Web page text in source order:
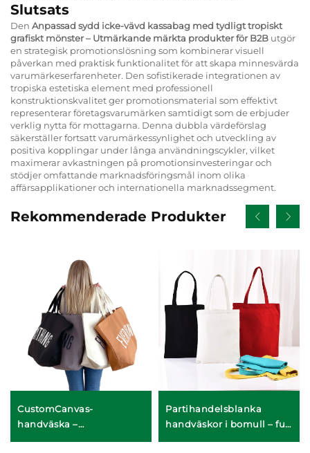
Slutsats
Den Anpassad sydd icke-vävd kassabag med tydligt tropiskt
grafiskt mönster – Utmärkande märkta produkter för B2B utgör
en strategisk promotionslösning som kombinerar visuell
påverkan med praktisk funktionalitet för att skapa minnesvärda
varumärkeserfarenheter. Den sofistikerade integrationen av
tropiska estetiska element med professionell
konstruktionskvalitet ger promotionsmaterial som effektivt
representerar företagsvarumärken samtidigt som de erbjuder
verklig nytta för mottagarna. Denna dubbla värdeförslag
säkerställer fortsatt varumärkessynlighet och utveckling av
positiva kopplingar under långa användningscykler, vilket
maximerar avkastningen på promotionsinvesteringar och
stödjer omfattande marknadsföringsmål inom olika
affärsapplikationer och internationella marknadssegment.
Rekommenderade Produkter
CustomCanvas-
handväska –
Partihandelsblanka
handväskor i bomull – full